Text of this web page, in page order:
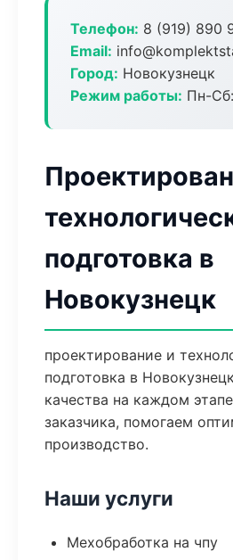
Телефон: 8 (919) 890
Email:
Город: Новокузнецк
Режим работы: Пн-
подготовка в
Новокузнецк
проектирование и
подготовка в
качества на каждом
заказчика, помогаем
производство.
Наши услуги
Мехобработка на чпу